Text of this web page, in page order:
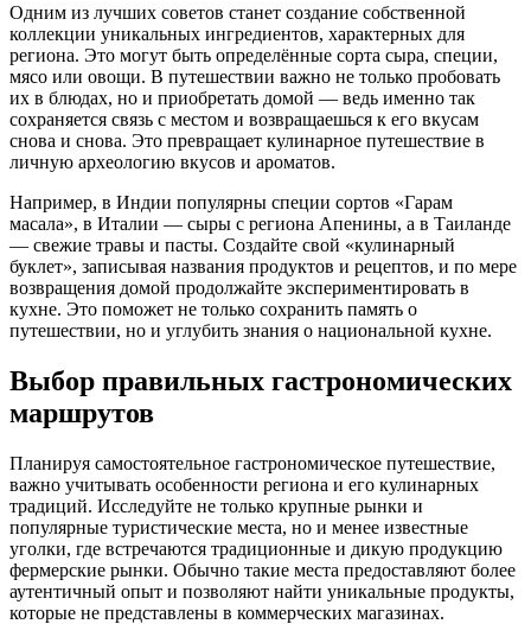
Одним из лучших советов станет создание собственной
коллекции уникальных ингредиентов, характерных для
региона. Это могут быть определённые сорта сыра, специи,
мясо или овощи. В путешествии важно не только пробовать
их в блюдах, но и приобретать домой — ведь именно так
сохраняется связь с местом и возвращаешься к его вкусам
снова и снова. Это превращает кулинарное путешествие в
личную археологию вкусов и ароматов.
Например, в Индии популярны специи сортов «Гарам
масала», в Италии — сыры с региона Апенины, а в Таиланде
— свежие травы и пасты. Создайте свой «кулинарный
буклет», записывая названия продуктов и рецептов, и по мере
возвращения домой продолжайте экспериментировать в
кухне. Это поможет не только сохранить память о
путешествии, но и углубить знания о национальной кухне.
Выбор правильных гастрономических
маршрутов
Планируя самостоятельное гастрономическое путешествие,
важно учитывать особенности региона и его кулинарных
традиций. Исследуйте не только крупные рынки и
популярные туристические места, но и менее известные
уголки, где встречаются традиционные и дикую продукцию
фермерские рынки. Обычно такие места предоставляют более
аутентичный опыт и позволяют найти уникальные продукты,
которые не представлены в коммерческих магазинах.